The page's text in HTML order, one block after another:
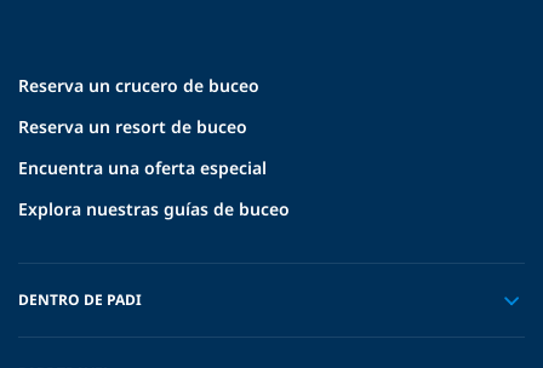
Reserva un crucero de buceo
Reserva un resort de buceo
Encuentra una oferta especial
Explora nuestras guías de buceo
DENTRO DE PADI